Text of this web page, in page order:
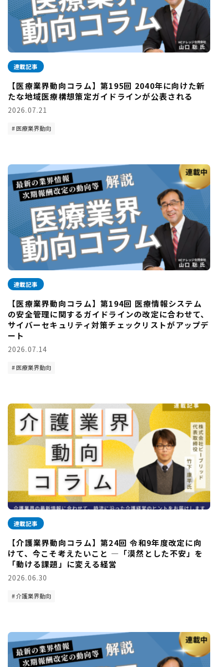
連載記事
【医療業界動向コラム】第195回 2040年に向けた新
たな地域医療構想策定ガイドラインが公表される
2026.07.21
医療業界動向
連載記事
【医療業界動向コラム】第194回 医療情報システム
の安全管理に関するガイドラインの改定に合わせて、
サイバーセキュリティ対策チェックリストがアップデ
ート
2026.07.14
医療業界動向
連載記事
【介護業界動向コラム】第24回 令和9年度改定に向
けて、今こそ考えたいこと —「漠然とした不安」を
「動ける課題」に変える経営
2026.06.30
介護業界動向